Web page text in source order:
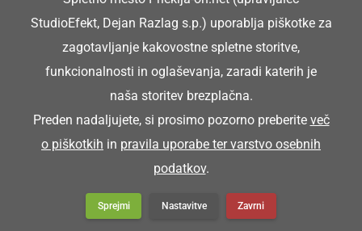
Več v kultura in
izobraževanje
StudioEfekt, Dejan Razlag s.p.) uporablja piškotke za
zagotavljanje kakovostne spletne storitve,
funkcionalnosti in oglaševanja, zaradi katerih je
naša storitev brezplačna.
Preden nadaljujete, si prosimo pozorno preberite več
o piškotkih in pravila uporabe ter varstvo osebnih
podatkov.
Sprejmi Nastavitve Zavrni